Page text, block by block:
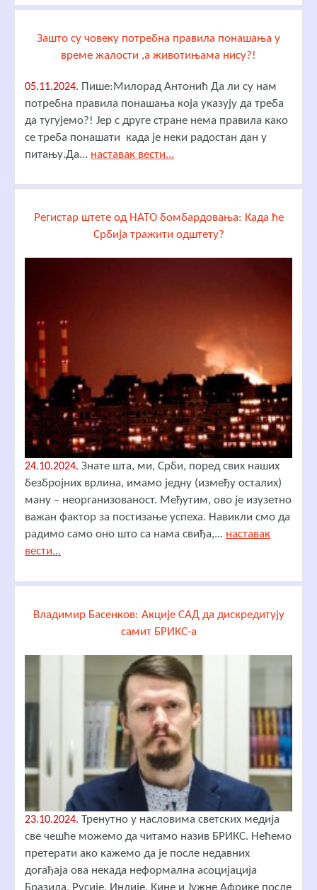
Зашто су човеку потребна правила понашања у
време жалости ,а животињама нису?!
05.11.2024. Пише:Милорад Антонић Да ли су нам
потребна правила понашања која указују да треба
да тугујемо?! Јер с друге стране нема правила како
се треба понашати када је неки радостан дан у
питању.Да... наставак вести...
Регистар штете од НАТО бомбардовања: Када ће
Србија тражити одштету?
24.10.2024. Знате шта, ми, Срби, поред свих наших
безбројних врлина, имамо једну (између осталих)
ману – неорганизованост. Међутим, ово је изузетно
важан фактор за постизање успеха. Навикли смо да
радимо само оно што са нама свиђа,... наставак
вести...
Владимир Басенков: Акције САД да дискредитују
самит БРИКС-а
23.10.2024. Тренутно у насловима светских медија
све чешће можемо да читамо назив БРИКС. Нећемо
претерати ако кажемо да је после недавних
догађаја ова некада неформална асоцијација
Бразила, Русије, Индије, Кине и Јужне Африке после